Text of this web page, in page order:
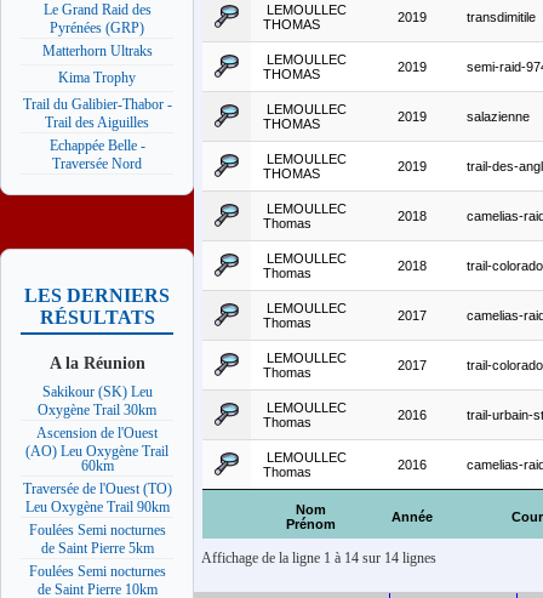
Le Grand Raid des
Pyrénées (GRP)
Matterhorn Ultraks
Kima Trophy
Trail du Galibier-Thabor -
Trail des Aiguilles
Echappée Belle -
Traversée Nord
LES DERNIERS
RÉSULTATS
A la Réunion
Sakikour (SK) Leu
Oxygène Trail 30km
Ascension de l'Ouest
(AO) Leu Oxygène Trail
60km
Traversée de l'Ouest (TO)
Leu Oxygène Trail 90km
Foulées Semi nocturnes
de Saint Pierre 5km
Foulées Semi nocturnes
de Saint Pierre 10km
Nom
Prénom
Année
LEMOULLEC
THOMAS
2019 transdimitile
LEMOULLEC
THOMAS
2019 semi-raid-
LEMOULLEC
THOMAS
2019 salazienne
LEMOULLEC
THOMAS
2019 trail-des-
LEMOULLEC
Thomas
2018 camelias-
LEMOULLEC
Thomas
2018 trail-colorado
LEMOULLEC
Thomas
2017 camelias-
LEMOULLEC
Thomas
2017 trail-colorado
LEMOULLEC
Thomas
2016 trail-urbain-
LEMOULLEC
Thomas
2016 camelias-
Affichage de la ligne 1 à 14 sur 14 lignes